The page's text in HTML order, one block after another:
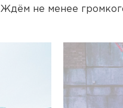
Ждём не менее